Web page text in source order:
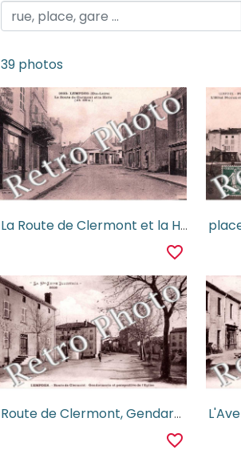
Affinez votre recherche
39 photos
La Route de Clermont et la Halle
favorite_border
Route de Clermont, Gendarmerie et perspective de l'Eglise
favorite_border